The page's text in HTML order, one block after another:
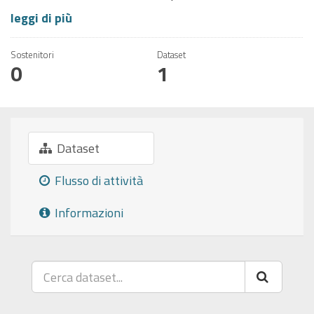
leggi di più
Sostenitori
0
Dataset
1
Dataset
Flusso di attività
Informazioni